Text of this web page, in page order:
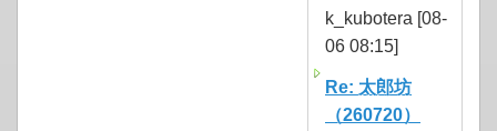
k_kubotera [08-
06 08:15]
Re: 太郎坊
（260720）